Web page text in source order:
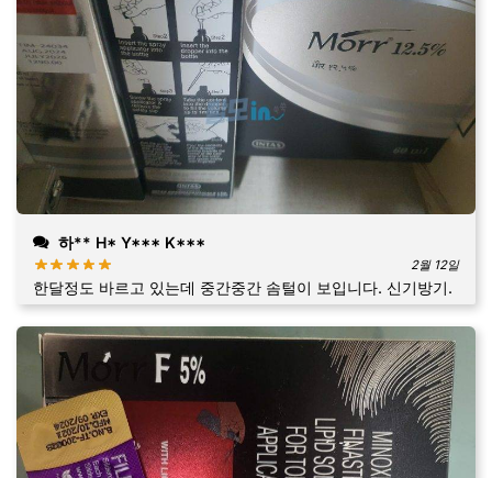
하** H* Y*** K***
2월 12일
한달정도 바르고 있는데 중간중간 솜털이 보입니다. 신기방기.